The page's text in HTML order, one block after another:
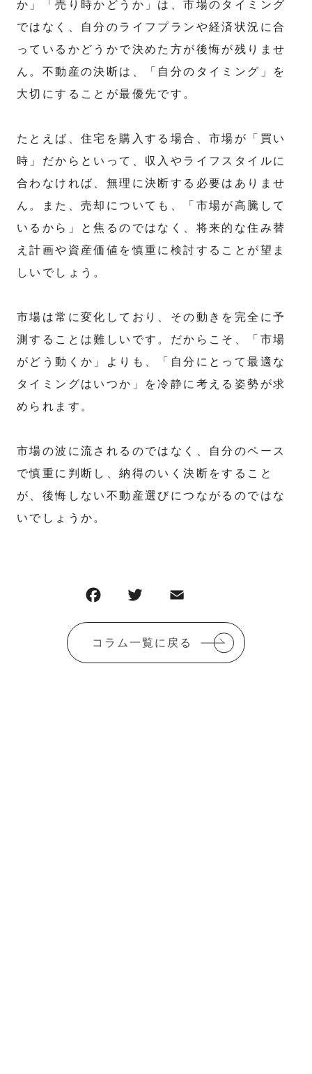
か」「売り時かどうか」は、市場のタイミング
ではなく、自分のライフプランや経済状況に合
っているかどうかで決めた方が後悔が残りませ
ん。不動産の決断は、「自分のタイミング」を
大切にすることが最優先です。
たとえば、住宅を購入する場合、市場が「買い
時」だからといって、収入やライフスタイルに
合わなければ、無理に決断する必要はありませ
ん。また、売却についても、「市場が高騰して
いるから」と焦るのではなく、将来的な住み替
え計画や資産価値を慎重に検討することが望ま
しいでしょう。
市場は常に変化しており、その動きを完全に予
測することは難しいです。だからこそ、「市場
がどう動くか」よりも、「自分にとって最適な
タイミングはいつか」を冷静に考える姿勢が求
められます。
市場の波に流されるのではなく、自分のペース
で慎重に判断し、納得のいく決断をすること
が、後悔しない不動産選びにつながるのではな
いでしょうか。
コラム一覧に戻る